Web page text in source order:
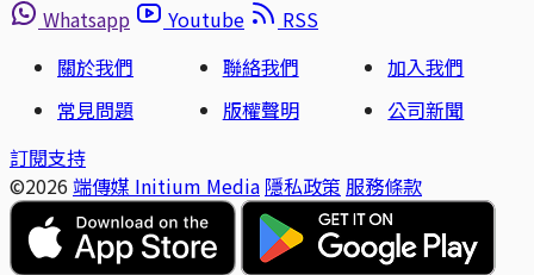
Whatsapp
Youtube
RSS
關於我們
聯絡我們
加入我們
常見問題
版權聲明
公司新聞
訂閱支持
©2026 端傳媒 Initium Media 隱私政策 服務條款